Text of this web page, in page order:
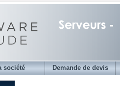
société Demande de devis